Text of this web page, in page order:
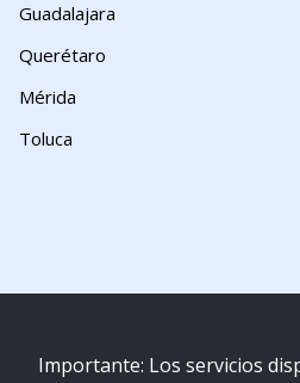
Guadalajara
Querétaro
Mérida
Toluca
Importante: Los servicios